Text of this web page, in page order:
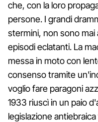
che, con la loro
persone. I grandi
stermini, non sono
episodi eclatanti. La
messa in moto con
consenso tramite
voglio fare paragoni
1933 riuscì in un paio
legislazione